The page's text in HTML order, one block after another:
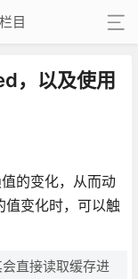
栏目
，以及使用
的变化，从而动
值变化时，可以触
直接读取缓存进